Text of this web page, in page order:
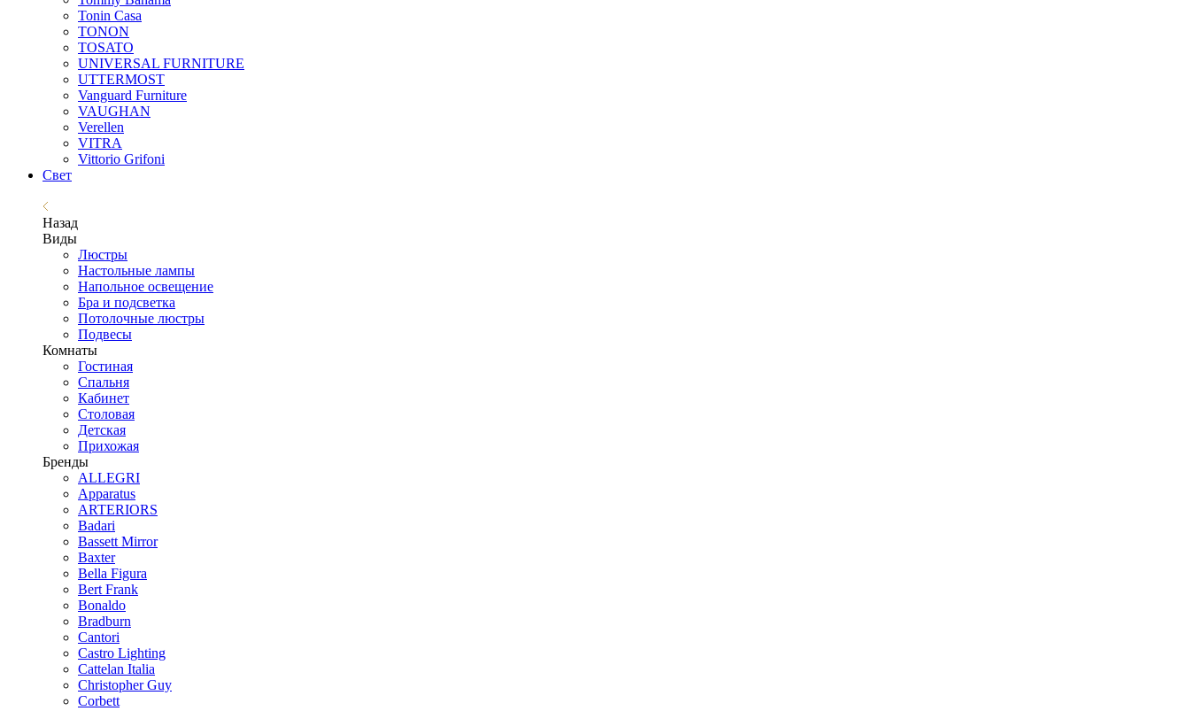
Tonin Casa
TONON
TOSATO
UNIVERSAL FURNITURE
UTTERMOST
Vanguard Furniture
VAUGHAN
Verellen
VITRA
Vittorio Grifoni
Свет
Назад
Виды
Люстры
Настольные лампы
Напольное освещение
Бра и подсветка
Потолочные люстры
Подвесы
Комнаты
Гостиная
Спальня
Кабинет
Столовая
Детская
Прихожая
Бренды
ALLEGRI
Apparatus
ARTERIORS
Badari
Bassett Mirror
Baxter
Bella Figura
Bert Frank
Bonaldo
Bradburn
Cantori
Castro Lighting
Cattelan Italia
Christopher Guy
Corbett